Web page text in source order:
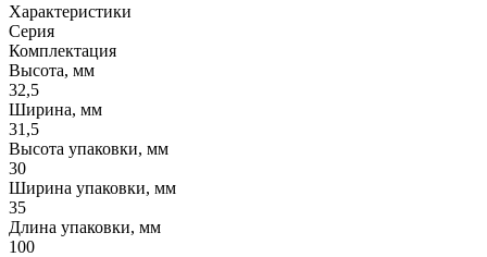
Характеристики
Серия
Комплектация
Высота, мм
32,5
Ширина, мм
31,5
Высота упаковки, мм
30
Ширина упаковки, мм
35
Длина упаковки, мм
100